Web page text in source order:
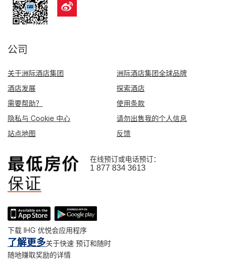
公司
关于洲际酒店集团
洲际酒店集团全球品牌
酒店发展
探索酒店
需要帮助？
使用条款
隐私与 Cookie 中心
请勿出售我的个人信息
站点地图
反馈
在线预订或电话预订：
1 877 834 3613
下载 IHG 优悦会应用程序
了解更多关于快速 预订和随时
随地赚取奖励的详情